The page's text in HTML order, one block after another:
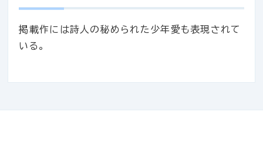
掲載作には詩人の秘められた少年愛も表現されて
いる。